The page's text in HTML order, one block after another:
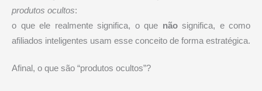
produtos ocultos:
o que ele realmente significa, o que nãosignifica, e como
afiliados inteligentes usam esse conceito de forma estratégica.
Afinal, o que são “produtos ocultos”?